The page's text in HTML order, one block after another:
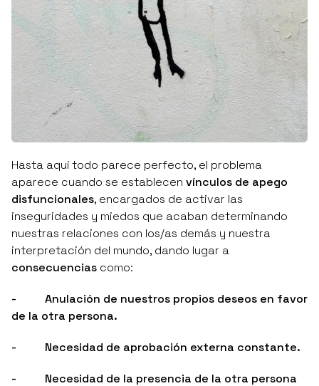
Hasta aquí todo parece perfecto, el problema
aparece cuando se establecen vínculos de apego
disfuncionales, encargados de activar las
inseguridades y miedos que acaban determinando
nuestras relaciones con los/as demás y nuestra
interpretación del mundo, dando lugar a
consecuencias como:
- Anulación de nuestros propios deseos en favor
de la otra persona.
- Necesidad de aprobación externa constante.
- Necesidad de la presencia de la otra persona